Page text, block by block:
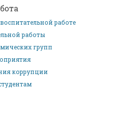
работе
работы
групп
коррупции